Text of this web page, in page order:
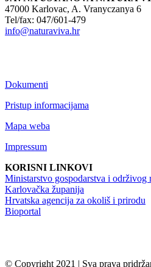
47000 Karlovac, A. Vranyczanya 6
Tel/fax: 047/601-479
info@naturaviva.hr
Dokumenti
Pristup informacijama
Mapa weba
Impressum
KORISNI LINKOVI
Ministarstvo gospodarstva i održivog
Karlovačka županija
Hrvatska agencija za okoliš i prirodu
Bioportal
© Copyright 2021 | Sva prava